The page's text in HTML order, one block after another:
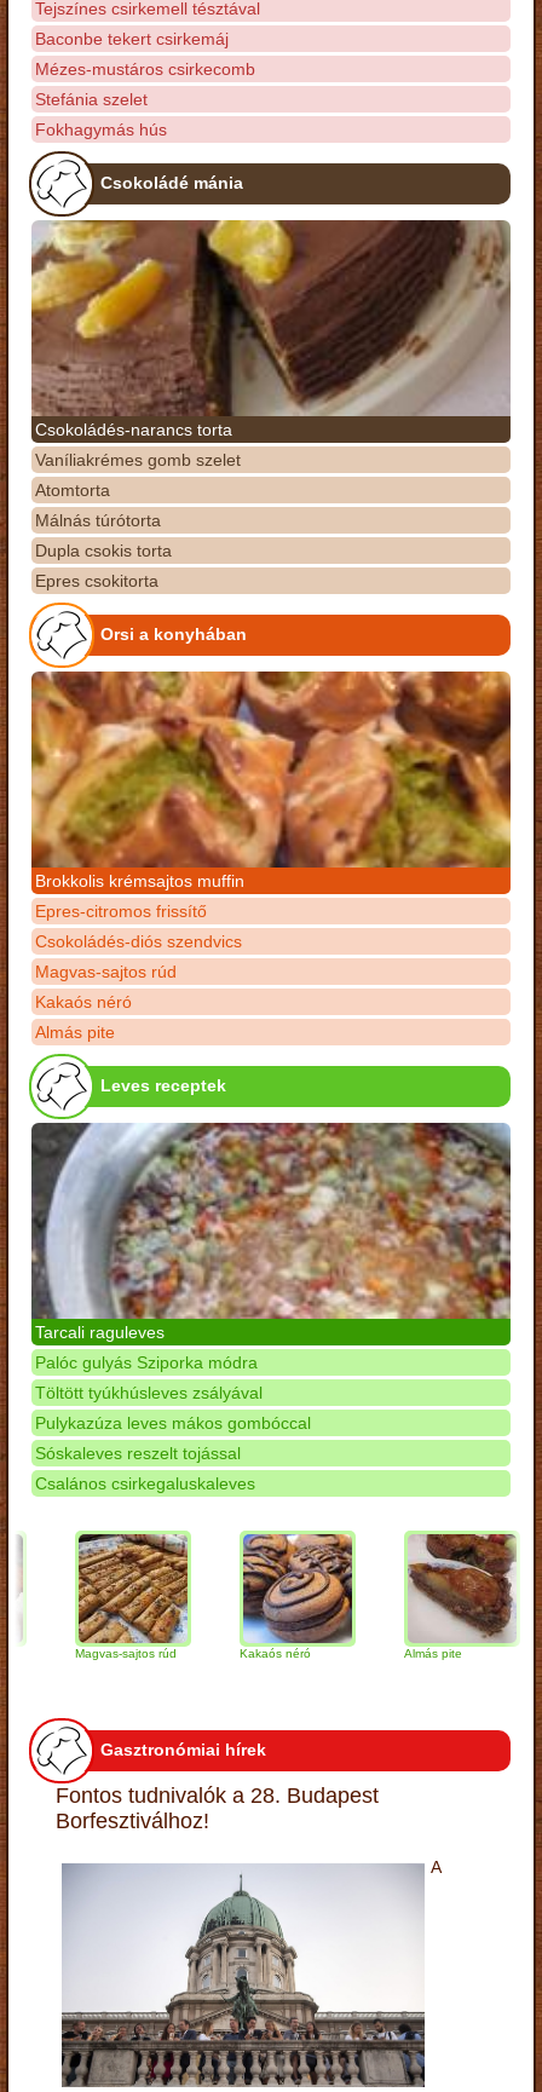
Tejszínes csirkemell tésztával
Baconbe tekert csirkemáj
Mézes-mustáros csirkecomb
Stefánia szelet
Fokhagymás hús
Csokoládé mánia
Csokoládés-narancs torta
Vaníliakrémes gomb szelet
Atomtorta
Málnás túrótorta
Dupla csokis torta
Epres csokitorta
Orsi a konyhában
Brokkolis krémsajtos muffin
Epres-citromos frissítő
Csokoládés-diós szendvics
Magvas-sajtos rúd
Kakaós néró
Almás pite
Leves receptek
Tarcali raguleves
Palóc gulyás Sziporka módra
Töltött tyúkhúsleves zsályával
Pulykazúza leves mákos gombóccal
Sóskaleves reszelt tojással
Csalános csirkegaluskaleves
Magvas-sajtos rúd Kakaós néró Almás pite
Gasztronómiai hírek
Fontos tudnivalók a 28. Budapest
Borfesztiválhoz!
A